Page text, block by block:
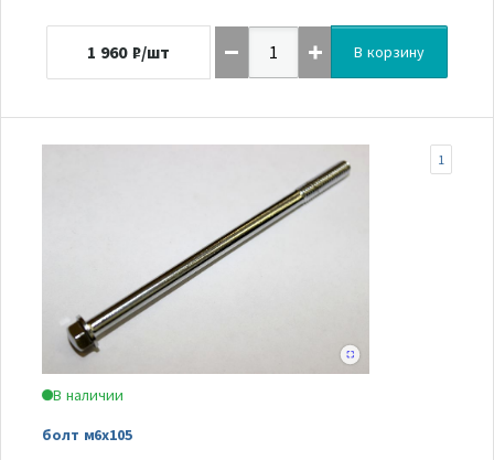
1 960 ₽/шт В корзину
В наличии
болт м6х105
1